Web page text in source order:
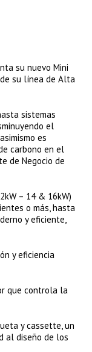
su nuevo Mini
su línea de Alta
sistemas
el
es
carbono en el
de Negocio de
– 14 & 16kW)
o más, hasta
y eficiente,
y eficiencia
que controla la
y cassette, un
al diseño de los